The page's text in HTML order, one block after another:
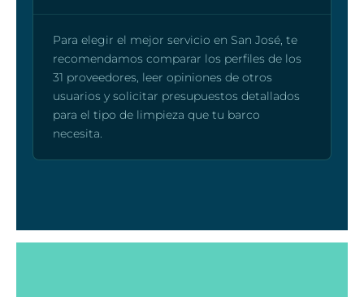
Para elegir el mejor servicio en San José, te
recomendamos comparar los perfiles de los
31 proveedores, leer opiniones de otros
usuarios y solicitar presupuestos detallados
para el tipo de limpieza que tu barco
necesita.